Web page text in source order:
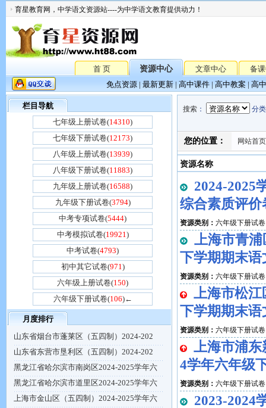
育星教育网，中学语文资源站----为中学语文教育提供动力！
首 页 资源中心 文章中心
备
免点资源| 最新更新| 高中课件| 高中教案| 高
栏目导航
七年级上册试卷(14310)
七年级下册试卷(12173)
八年级上册试卷(13939)
八年级下册试卷(11883)
九年级上册试卷(16588)
九年级下册试卷(3794)
中考专项试卷(5444)
中考模拟试卷(19921)
中考试卷(4793)
初中其它试卷(971)
六年级上册试卷(150)
六年级下册试卷(106)←
月度排行
山东省烟台市蓬莱区（五四制）2024-202
山东省东营市垦利区（五四制）2024-202
黑龙江省哈尔滨市南岗区2024-2025学年六
黑龙江省哈尔滨市道里区2024-2025学年六
上海市金山区（五四制）2024-2025学年六
搜索 ： 分
您的位置： 网站首页
资源名称
2024-2025
综合素质评
资源类别： 六年级下册试卷
上海市青浦
下学期期末语
资源类别： 六年级下册试卷
上海市松江
下学期期末
资源类别： 六年级下册试卷
上海市浦东
4学年六年级
资源类别： 六年级下册试卷
2023-2024